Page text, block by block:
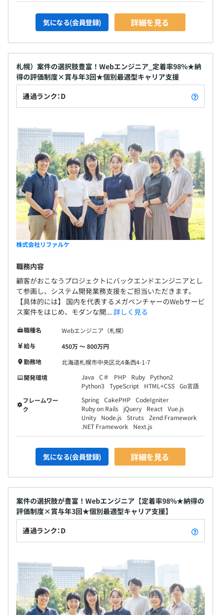
■全社会議
定期的に、全社員が一堂に会する会議を開催しています。
社員全員が、社員が「参加者」ではなく、主体的な「主催
者」になれるようなアウトプット中心の内容を心がけてお
り、全員が「リファルケの仲間」であることを意識できる
場になっています。
■チャット・コミュニケーション企画
談』や『趣味』のスレッドや、『今日の一言を発信する企
画』が立ち上がっています。どれも、強制参加ではありま
せんが、社員の自主的な参加により盛り上がっている企画
です。
独自の評価制度により「納得度が持ち辛い」というアウト
ソーシング事業特有の課題に取り組んでいます。
員それぞれが自身の強みを活かした「貢献」と、それに伴
う「評価」を得られる設計にしています。
①Value評価（歩合手当）
②業界水準（基本給）
③事業貢献評価（現場管理手当／役職手当）
「頑張り」が反映される、納得度と透明性を重視した制度
です。
グロース事業部：44名（業務内容：ITエンジニア）
アライアンス事業部：4名（業務内容：営業）
総務部：3名（業務内容：経理、人事、庶務…等）
気になる(会員登録) 詳細を見る
札幌）案件の選択肢豊富！Webエンジニア_定着率98%★納
得の評価制度×賞与年3回★個別最適型キャリア支援
通過ランク：D
株式会社リファルケ
職務内容
顧客がおこなうプロジェクトにバックエンドエンジニアとし
て参画し、システム開発業務支援をご担当いただきます。
【具体的には】 国内を代表するメガベンチャーのWebサービ
ス案件をはじめ、モダンな開... 詳しく見る
職種名
Webエンジニア（札幌）
給与
450万 〜 800万円
勤務地
北海道札幌市中央区北4条西4-1-7
開発環境
Java C＃ PHP Ruby
Python2
Python3
TypeScript HTML+CSS Go言語
フレームワー
ク
Spring CakePHP
CodeIgniter
Ruby on Rails
jQuery React
Vue.js
Unity
Node.js Struts
Zend Framework
.NET Framework
Next.js
気になる(会員登録) 詳細を見る
案件の選択肢が豊富！Webエンジニア【定着率98%★納得の
評価制度×賞与年3回★個別最適型キャリア支援】
通過ランク：D